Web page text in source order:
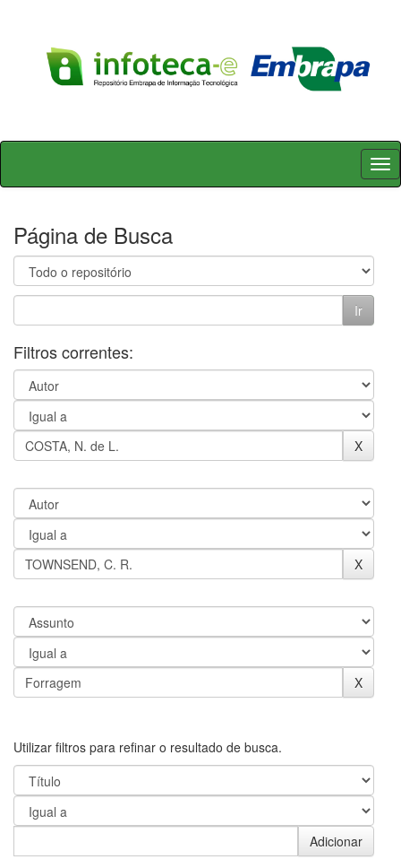
Skip
Página de Busca
Filtros correntes:
Utilizar filtros para refinar o resultado de busca.